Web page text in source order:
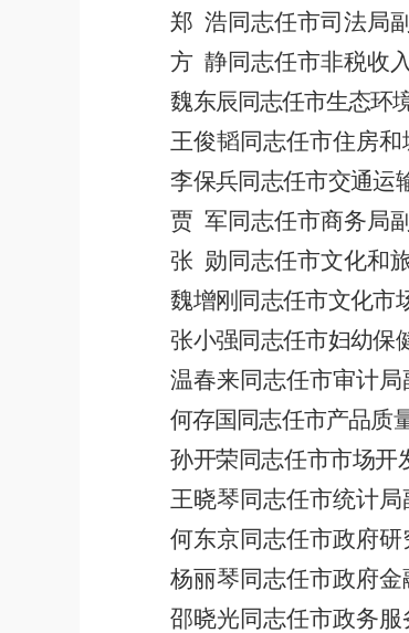
郑 浩同志任市司法局
方 静同志任市非税收
魏东辰同志任市生态环
王俊韬同志任市住房和
李保兵同志任市交通运
贾 军同志任市商务局
张 勋同志任市文化和
魏增刚 同志任市文化市
张小强同志任市妇幼保
温春来同志任市审计局
何存国 同志任市产品质
孙开荣同志任市市场开
王晓琴同志任市统计局
何东京同志任市政府研
杨丽琴同志任市政府金
邵晓光同志任市政务服